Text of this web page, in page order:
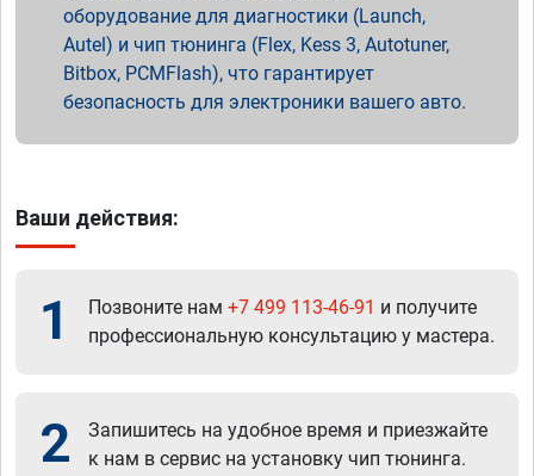
оборудование для диагностики (Launch,
Autel) и чип тюнинга (Flex, Kess 3, Autotuner,
Bitbox, PCMFlash), что гарантирует
безопасность для электроники вашего авто.
Ваши действия:
1 Позвоните нам +7 499 113-46-91 и получите
профессиональную консультацию у мастера.
2
Запишитесь на удобное время и приезжайте
к нам в сервис на установку чип тюнинга.